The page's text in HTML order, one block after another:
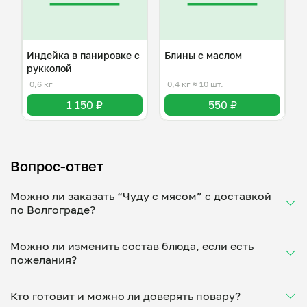
Индейка в панировке с
рукколой
0,6 кг
1 150 ₽
Блины с маслом
0,4 кг ≈ 10 шт.
550 ₽
Вопрос-ответ
Можно ли заказать “Чуду с мясом” с доставкой
по Волгограде?
Укажите удобное время — и получите свежее
домашнее блюдо в большой порции прямо с плиты.
минут. Статус заказа отслеживайте в личном
кабинете, а с поваром можно связаться напрямую в
Можно ли изменить состав блюда, если есть
пожелания?
под ваши предпочтения: уберет специи, снизит
Кто готовит и можно ли доверять повару?